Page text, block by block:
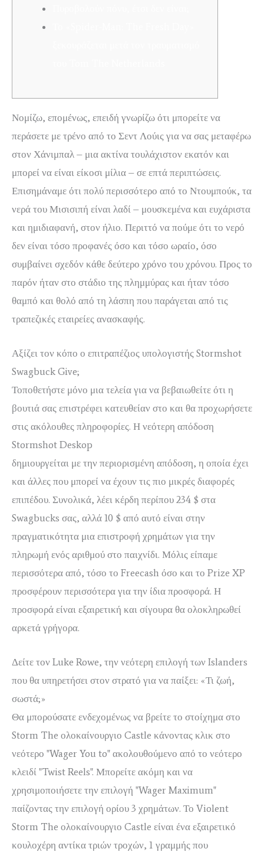
Νομίζω, επομένως, επειδή γνωρίζω ότι μπορείτε να
περάσετε με τρένο από το Σεντ Λούις για να σας μεταφέρω
στον Χάνιμπαλ – μια ακτίνα τουλάχιστον εκατόν και
μπορεί να είναι είκοσι μίλια – σε επτά περιπτώσεις.
Επισημάναμε ότι πολύ περισσότερο από το Ντουμπούκ, τα
νερά του Μισισιπή είναι λαδί – μουσκεμένα και ευχάριστα
και ημιδιαφανή, στον ήλιο. Περιττό να πούμε ότι το νερό
δεν είναι τόσο προφανές όσο και τόσο ωραίο, όσο
συμβαίνει σχεδόν κάθε δεύτερο χρόνο του χρόνου. Προς το
παρόν ήταν στο στάδιο της πλημμύρας και ήταν τόσο
θαμπό και θολό από τη λάσπη που παράγεται από τις
τραπεζικές εταιρείες ανασκαφής.
Αξίζει τον κόπο ο επιτραπέζιος υπολογιστής Stormshot
Swagbuck Give;
Τοποθετήστε μόνο μια τελεία για να βεβαιωθείτε ότι η
βουτιά σας επιστρέφει κατευθείαν στο και θα προχωρήσετε
στις ακόλουθες πληροφορίες. Η νεότερη απόδοση
Stormshot Deskop
δημιουργείται με την περιορισμένη απόδοση, η οποία έχει
και άλλες που μπορεί να έχουν τις πιο μικρές διαφορές
επιπέδου. Συνολικά, λέει κέρδη περίπου 234 $ στα
Swagbucks σας, αλλά 10 $ από αυτό είναι στην
πραγματικότητα μια επιστροφή χρημάτων για την
πληρωμή ενός αριθμού στο παιχνίδι. Μόλις είπαμε
περισσότερα από, τόσο το Freecash όσο και το Prize XP
προσφέρουν περισσότερα για την ίδια προσφορά. Η
προσφορά είναι εξαιρετική και σίγουρα θα ολοκληρωθεί
αρκετά γρήγορα.
Δείτε τον Luke Rowe, την νεότερη επιλογή των Islanders
που θα υπηρετήσει στον στρατό για να παίξει: «Τι ζωή,
σωστά;»
Θα μπορούσατε ενδεχομένως να βρείτε το στοίχημα στο
Storm The ολοκαίνουργιο Castle κάνοντας κλικ στο
νεότερο "Wager You to" ακολουθούμενο από το νεότερο
κλειδί "Twist Reels". Μπορείτε ακόμη και να
χρησιμοποιήσετε την επιλογή "Wager Maximum"
παίζοντας την επιλογή ορίου 3 χρημάτων. Το Violent
Storm The ολοκαίνουργιο Castle είναι ένα εξαιρετικό
κουλοχέρη αντίκα τριών τροχών, 1 γραμμής που